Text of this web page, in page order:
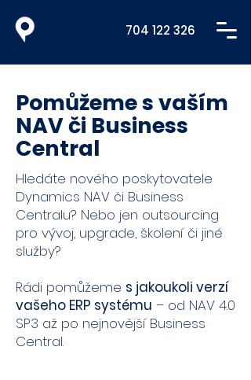
704 122 326
Pomůžeme s vaším
NAV či Business
Central
Hledáte nového poskytovatele
Dynamics NAV či Business
Centralu? Nebo jen outsourcing
pro vývoj, upgrade, školení či jiné
služby?
Rádi pomůžeme s jakoukoli verzí
vašeho ERP systému – od NAV 4.0
SP3 až po nejnovější Business
Central.